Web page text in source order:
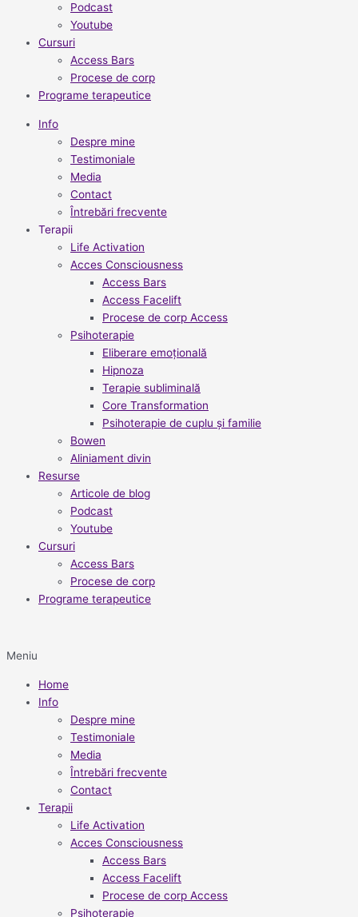
Podcast
Youtube
Cursuri
Access Bars
Procese de corp
Programe terapeutice
Info
Despre mine
Testimoniale
Media
Contact
Întrebări frecvente
Terapii
Life Activation
Acces Consciousness
Access Bars
Access Facelift
Procese de corp Access
Psihoterapie
Eliberare emoțională
Hipnoza
Terapie subliminală
Core Transformation
Psihoterapie de cuplu și familie
Bowen
Aliniament divin
Resurse
Articole de blog
Podcast
Youtube
Cursuri
Access Bars
Procese de corp
Programe terapeutice
Meniu
Home
Info
Despre mine
Testimoniale
Media
Întrebări frecvente
Contact
Terapii
Life Activation
Acces Consciousness
Access Bars
Access Facelift
Procese de corp Access
Psihoterapie